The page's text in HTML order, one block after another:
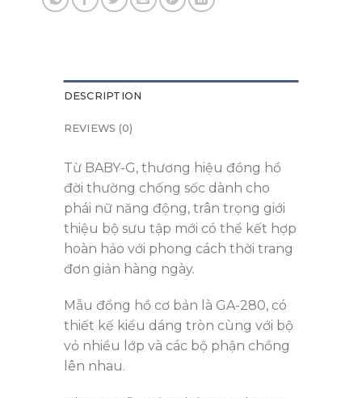
DESCRIPTION
REVIEWS (0)
Từ BABY-G, thương hiệu đồng hồ
đời thường chống sốc dành cho
phái nữ năng động, trân trọng giới
thiệu bộ sưu tập mới có thể kết hợp
hoàn hảo với phong cách thời trang
đơn giản hàng ngày.
Mẫu đồng hồ cơ bản là GA-280, có
thiết kế kiểu dáng tròn cùng với bộ
vỏ nhiều lớp và các bộ phận chồng
lên nhau.